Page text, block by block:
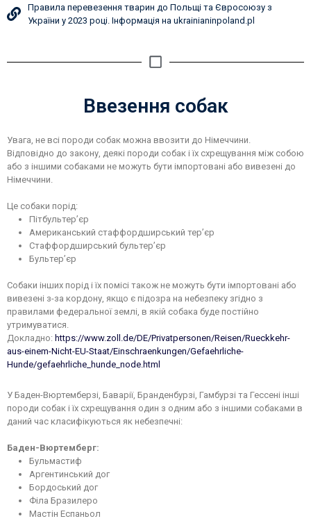
Правила перевезення тварин до Польщі та Євросоюзу з
України у 2023 році. Інформація на ukrainianinpoland.pl
Ввезення собак
Увага, не всі породи собак можна ввозити до Німеччини.
Відповідно до закону, деякі породи собак і їх схрещування між собою
або з іншими собаками не можуть бути імпортовані або вивезені до
Німеччини.
Це собаки порід:
Пітбультер’єр
Американський стаффордширський тер’єр
Стаффордширський бультер’єр
Бультер’єр
Собаки інших порід і їх помісі також не можуть бути імпортовані або
вивезені з-за кордону, якщо є підозра на небезпеку згідно з
правилами федеральної землі, в якій собака буде постійно
утримуватися.
Докладно: https://www.zoll.de/DE/Privatpersonen/Reisen/Rueckkehr-
aus-einem-Nicht-EU-Staat/Einschraenkungen/Gefaehrliche-
Hunde/gefaehrliche_hunde_node.html
У Баден-Вюртемберзі, Баварії, Бранденбурзі, Гамбурзі та Гессені інші
породи собак і їх схрещування один з одним або з іншими собаками в
даний час класифікуються як небезпечні:
Баден-Вюртемберг:
Бульмастиф
Аргентинський дог
Бордоський дог
Філа Бразилеро
Мастін Еспаньол